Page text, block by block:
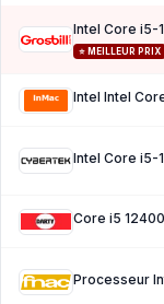
⭐ MEILLEUR PRIX
Core i5